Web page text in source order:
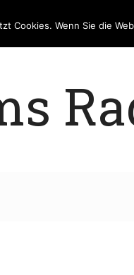
Cookies. Wenn Sie die